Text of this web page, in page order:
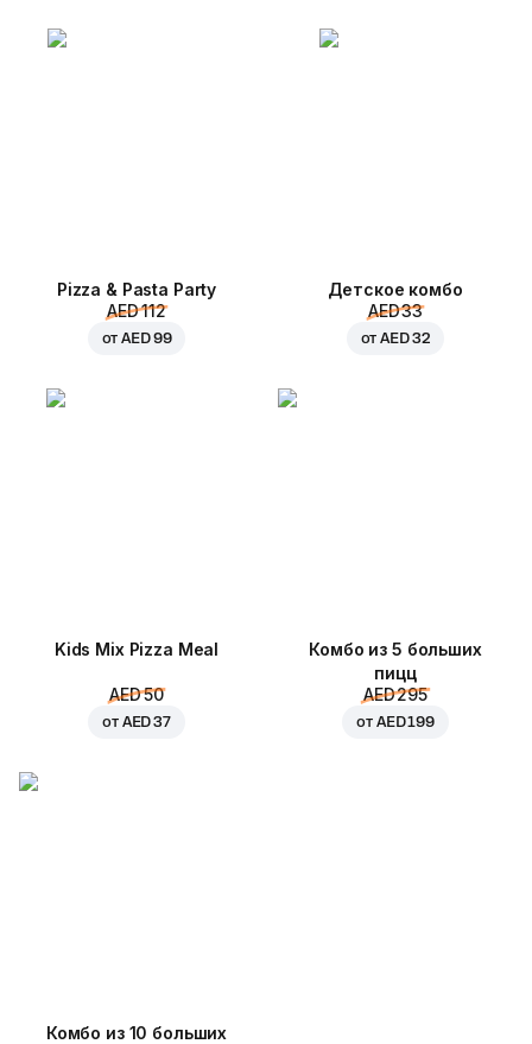
Pizza & Pasta Party
AED 112
отAED 99
Детское комбо
AED 33
отAED 32
Kids Mix Pizza Meal
AED 50
от AED 37
Комбо из 5 больших
пицц
AED 295
от AED 199
Комбо из 10 больших